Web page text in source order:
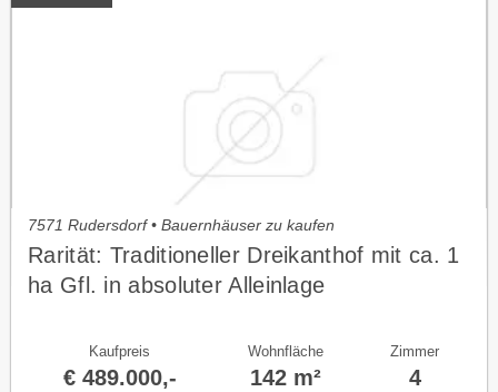
7571 Rudersdorf • Bauernhäuser zu kaufen
Rarität: Traditioneller Dreikanthof mit ca. 1
ha Gfl. in absoluter Alleinlage
Kaufpreis
€ 489.000,-
Wohnfläche
142 m²
Zimmer
4